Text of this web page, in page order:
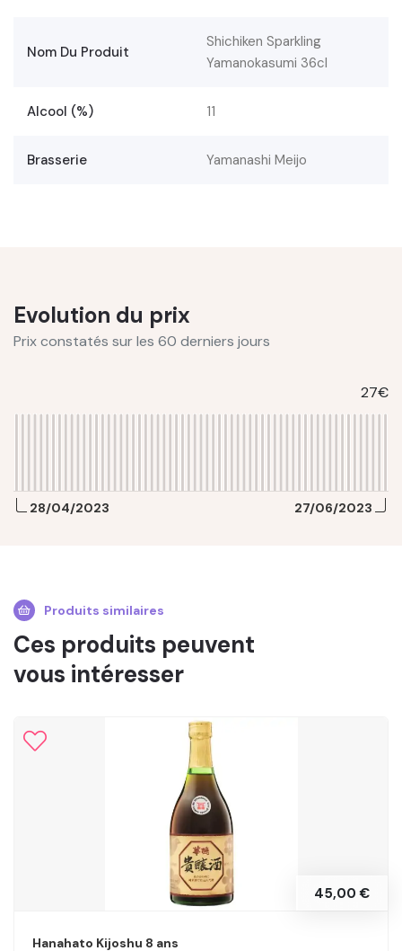
Nom Du Produit
Shichiken Sparkling
Yamanokasumi 36cl
Alcool (%) 11
Brasserie Yamanashi Meijo
Evolution du prix
Prix constatés sur les 60 derniers jours
27€
28/04/2023 27/06/2023
Produits similaires
Ces produits peuvent
vous intéresser
Hanahato Kijoshu 8 ans
45,00 €